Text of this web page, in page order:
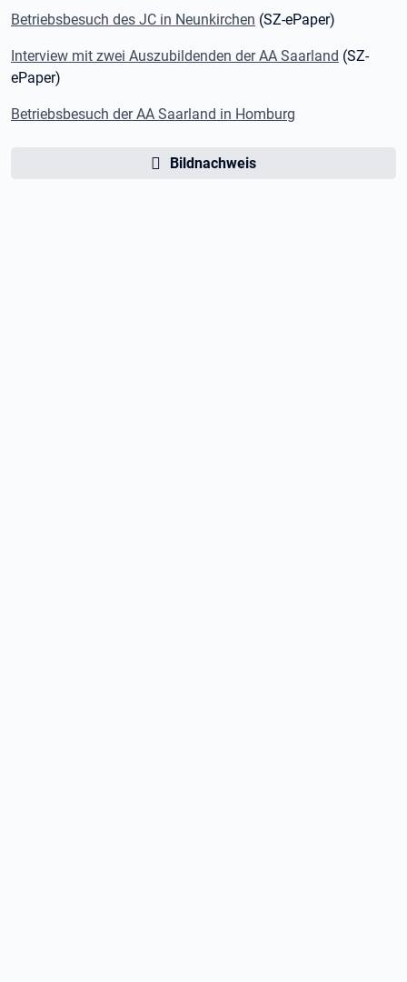
Betriebsbesuch des JC in Neunkirchen (SZ-ePaper)
Interview mit zwei Auszubildenden der AA Saarland (SZ-
ePaper)
Betriebsbesuch der AA Saarland in Homburg
Bildnachweis